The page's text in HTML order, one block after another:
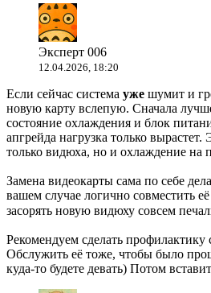
Эксперт 006
12.04.2026, 18:20
Если сейчас система уже шумит и
новую карту вслепую. Сначала
состояние охлаждения и блок
апгрейда нагрузка только
только видюха, но и охлаждение на
Замена видеокарты сама по себе
вашем случае логично совместить
засорять новую видюху совсем
Рекомендуем сделать профилактику
Обслужить её тоже, чтобы было
куда-то будете девать) Потом